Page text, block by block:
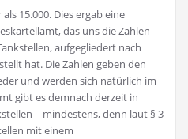
15.000. Dies ergab eine
das uns die Zahlen
aufgegliedert nach
hat. Die Zahlen geben den
und werden sich natürlich im
gibt es demnach derzeit in
– mindestens, denn laut § 3
mit einem